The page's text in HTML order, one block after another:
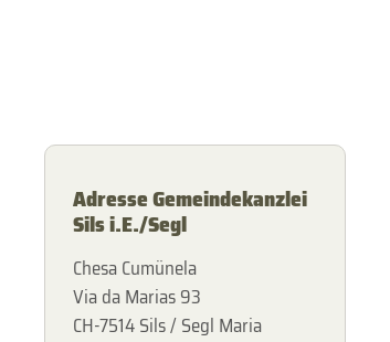
Adresse Gemeindekanzlei
Sils i.E./Segl
Chesa Cumünela
Via da Marias 93
CH-7514 Sils / Segl Maria